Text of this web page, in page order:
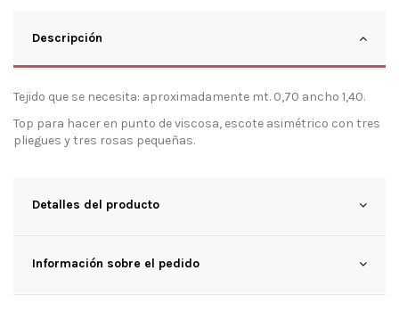
Descripción
Tejido que se necesita: aproximadamente mt. 0,70 ancho 1,40.
Top para hacer en punto de viscosa, escote asimétrico con tres
pliegues y tres rosas pequeñas.
Detalles del producto
Información sobre el pedido